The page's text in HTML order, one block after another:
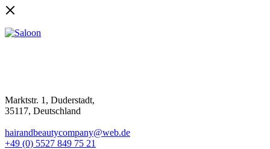
Marktstr. 1, Duderstadt,
35117, Deutschland
hairandbeautycompany@web.de
+49 (0) 5527 849 75 21